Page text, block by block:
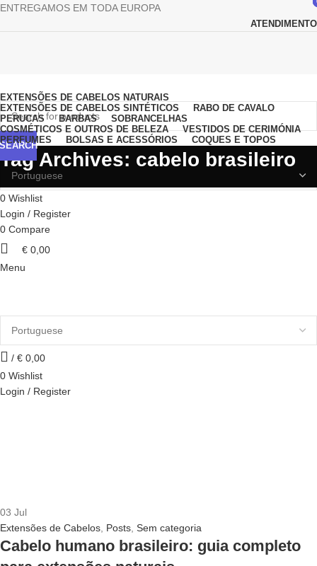
ENTREGAMOS EM TODA EUROPA
ATENDIMENTO
SEARCH
0 Wishlist
Login / Register
0 Compare
€ 0,00
Menu
/ € 0,00
0 Wishlist
Login / Register
EXTENSÕES DE CABELOS NATURAIS
EXTENSÕES DE CABELOS SINTÉTICOS
RABO DE CAVALO
PERUCAS
BARBAS
SOBRANCELHAS
COSMÉTICOS E OUTROS DE BELEZA
VESTIDOS DE CERIMÓNIA
PERFUMES
BOLSAS E ACESSÓRIOS COQUES E TOPOS
Tag Archives: cabelo brasileiro
03 Jul
Extensões de Cabelos Posts Sem categoria
Cabelo humano brasileiro: guia completo